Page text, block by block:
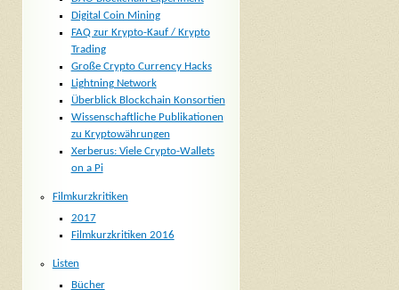
Digital Coin Mining
FAQ zur Krypto-Kauf / Krypto
Trading
Große Crypto Currency Hacks
Lightning Network
Überblick Blockchain Konsortien
Wissenschaftliche Publikationen
zu Kryptowährungen
Xerberus: Viele Crypto-Wallets
on a Pi
Filmkurzkritiken
2017
Filmkurzkritiken 2016
Listen
Bücher